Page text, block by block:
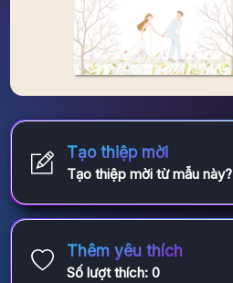
Tạo thiệp mời
Tạo thiệp mời từ mẫu này?
Thêm yêu thích
Số lượt thích: 0